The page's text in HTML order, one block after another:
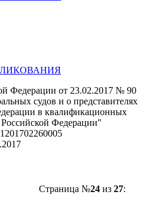
Федерации от 23.02.2017 № 90
судов и о представителях
в квалификационных
Российской Федерации"
Страница №24из 27: